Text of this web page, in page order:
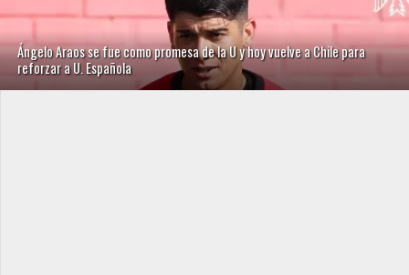
Ángelo Araos se fue como promesa de la U y hoy vuelve a Chile para
reforzar a U. Española